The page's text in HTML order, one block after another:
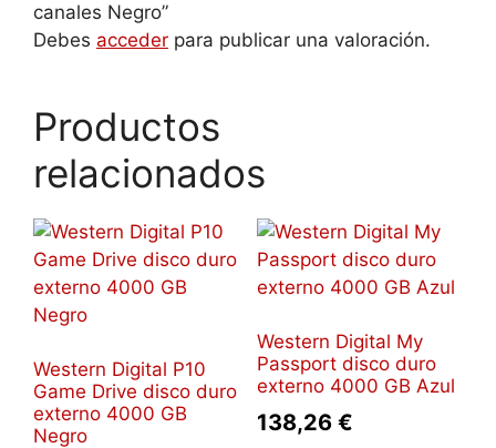
canales Negro”
Debes acceder para publicar una valoración.
Productos
relacionados
Western Digital P10
Game Drive disco duro
externo 4000 GB
Negro
Western Digital My
Passport disco duro
externo 4000 GB Azul
138,26 €